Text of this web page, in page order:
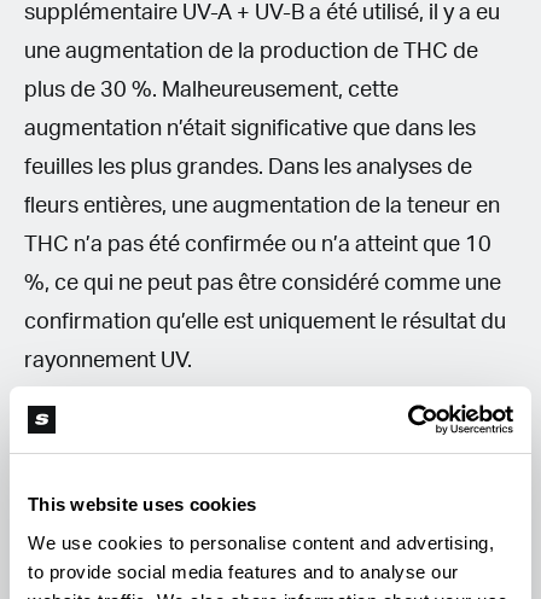
This website uses cookies
We use cookies to personalise content and advertising,
to provide social media features and to analyse our
supplémentaire UV-A + UV-B a été utilisé, il y a eu
une augmentation de la production de THC de
plus de 30 %. Malheureusement, cette
augmentation n’était significative que dans les
feuilles les plus grandes. Dans les analyses de
ﬂeurs entières, une augmentation de la teneur en
THC n’a pas été confirmée ou n’a atteint que 10
%, ce qui ne peut pas être considéré comme une
confirmation qu’elle est uniquement le résultat du
rayonnement UV.
Le résultat d’une autre expérience, menée dans la
même montré que l’utilisation d’un éclairage
supplémentaire avec un spectre UV-A plus
performant dans la zone de 365 nm entraînait une